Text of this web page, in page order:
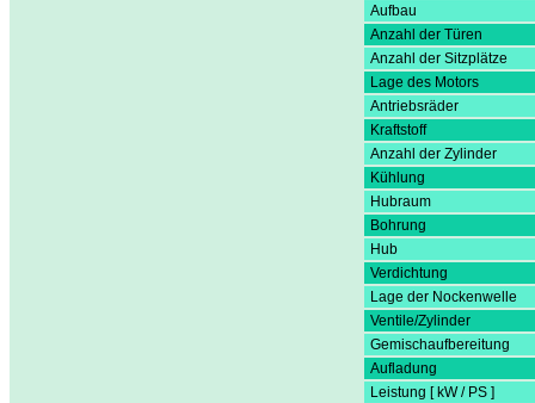
Aufbau
Anzahl der Türen
Anzahl der Sitzplätze
Lage des Motors
Antriebsräder
Kraftstoff
Anzahl der Zylinder
Kühlung
Hubraum
Bohrung
Hub
Verdichtung
Lage der Nockenwelle
Ventile/Zylinder
Gemischaufbereitung
Aufladung
Leistung [ kW / PS ]